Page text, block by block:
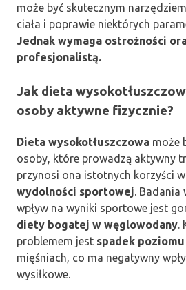
może być skutecznym
ciała i poprawie niektórych
Jednak wymaga ostrożności
profesjonalistą.
Jak dieta
osoby aktywne fizycznie?
Dieta wysokotłuszczowa może
osoby, które prowadzą aktywny
przynosi ona istotnych korzyści
wydolności sportowej .
wpływ na wyniki sportowe jest
diety bogatej w węglowodany
problemem jest spadek
mięśniach, co ma negatywny
wysiłkowe.